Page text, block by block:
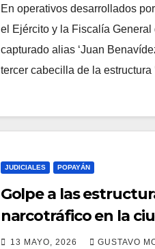
En operativos desarrollados
el Ejército y la Fiscalía General
capturado alias ‘Juan
tercer cabecilla de la estructura
JUDICIALES POPAYÁN
Golpe a las
narcotráfico en la
Popayán
13 MAYO, 2026 GUSTAVO